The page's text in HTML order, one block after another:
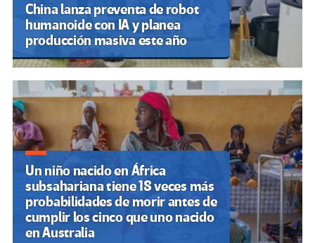
China lanza preventa de robot
humanoide con IA y planea
producción masiva este año
Un niño nacido en África
subsahariana tiene 18 veces más
probabilidades de morir antes de
cumplir los cinco que uno nacido
en Australia